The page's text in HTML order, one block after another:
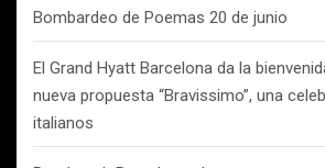
Bombardeo de Poemas 20 de junio
El Grand Hyatt Barcelona da la
nueva propuesta “Bravissimo”, una
italianos